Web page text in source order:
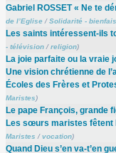
Gabriel ROSSET « Ne te
de l’Eglise/Solidarité -
Les saints intéressent-ils
- télévision/religion)
La joie parfaite ou la vraie
Une vision chrétienne de
Écoles des Frères et
Maristes)
Le pape François, grande
Les sœurs maristes fêtent
Maristes /vocation)
Quand Dieu s’en va-t’en